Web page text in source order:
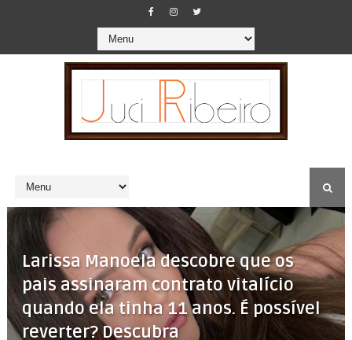
Larissa Manoela descobre que os
pais assinaram contrato vitalício
quando ela tinha 11 anos. É possível
reverter? Descubra